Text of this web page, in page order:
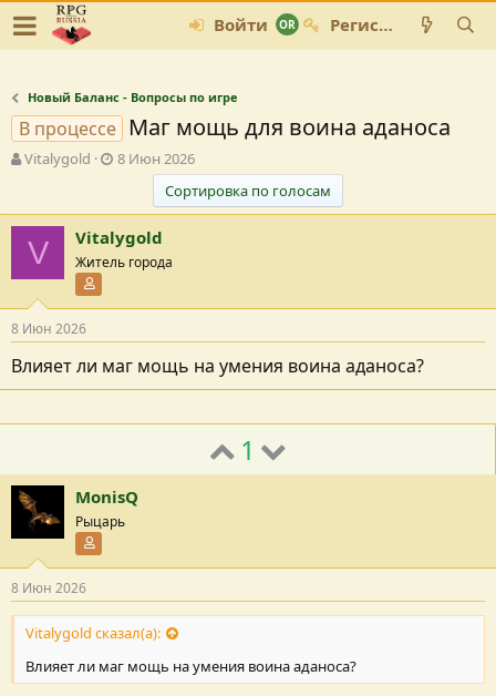
Войти Регистрация
Новый Баланс - Вопросы по игре
В процессе Маг мощь для воина аданоса
А
о
р
е
м
Vitalygold
Д
а
с
о
н
я
8 Июн 2026
Сортировка по голосам
V Vitalygold
Житель города
8 Июн 2026
Влияет ли маг мощь на умения воина аданоса?
1
MonisQ
Рыцарь
8 Июн 2026
Vitalygold сказал(а):
Влияет ли маг мощь на умения воина аданоса?